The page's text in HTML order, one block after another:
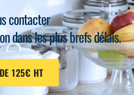
contacter
dans les plus brefs délais.
125€ HT